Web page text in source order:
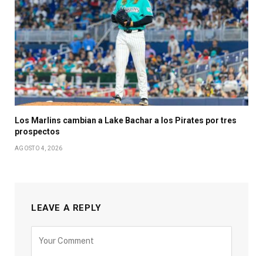
Los Marlins cambian a Lake Bachar a los Pirates por tres
prospectos
AGOSTO 4, 2026
LEAVE A REPLY